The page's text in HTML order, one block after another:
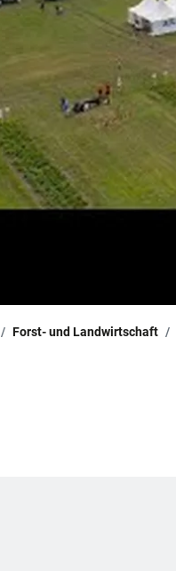
Forst- und Landwirtschaft